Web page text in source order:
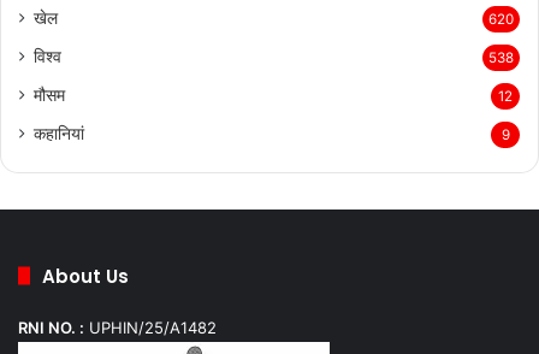
खेल 620
विश्व 538
मौसम 12
कहानियां 9
About Us
RNI NO. : UPHIN/25/A1482